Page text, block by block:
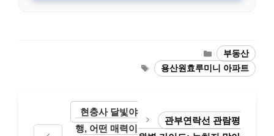
Categories
부동산
Tags용산원효루미니 아파트
현충사 달빛야
행, 어떤 매력이
관부연락선 관람평